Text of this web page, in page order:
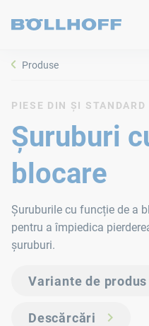
Produse
PIESE DIN ȘI STANDARD
Șuruburi
blocare
Șuruburile cu funcție de a
pentru a împiedica
șuruburi.
Variante de produs
Descărcări